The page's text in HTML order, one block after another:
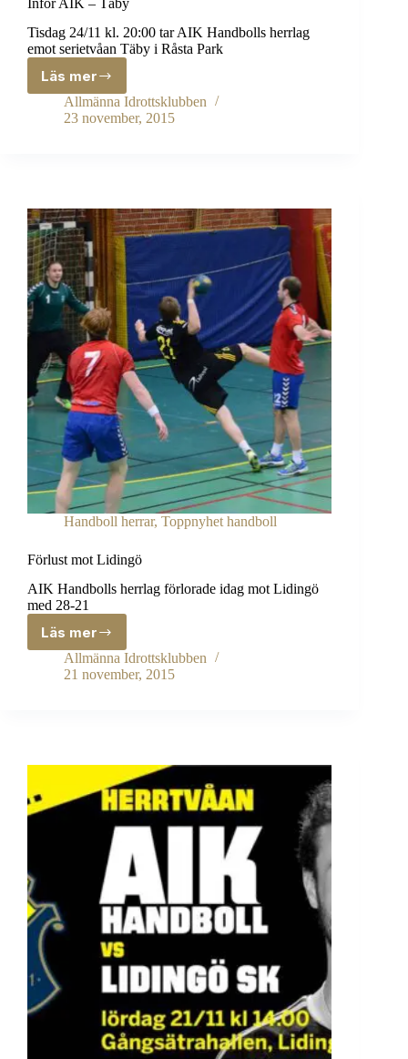
Tisdag 24/11 kl. 20:00 tar AIK Handbolls herrlag
emot serietvåan Täby i Råsta Park
Läs mer
Inför
AIK
–
Allmänna Idrottsklubben
23 november, 2015
Handboll herrar, Toppnyhet handboll
Förlust mot Lidingö
AIK Handbolls herrlag förlorade idag mot Lidingö
med 28-21
Läs merFörlust
mot
Lidingö
Allmänna Idrottsklubben
21 november, 2015